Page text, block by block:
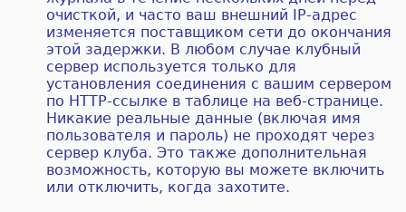
очисткой, и часто ваш внешний IP-адрес
изменяется поставщиком сети до окончания
этой задержки. В любом случае клубный
сервер используется только для
установления соединения с вашим сервером
по HTTP-ссылке в таблице на веб-странице.
Никакие реальные данные (включая имя
пользователя и пароль) не проходят через
сервер клуба. Это также дополнительная
возможность, которую вы можете включить
или отключить, когда захотите.